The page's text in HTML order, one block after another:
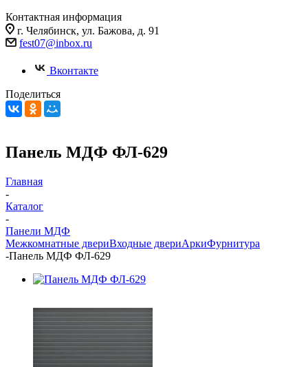
Контактная информация
г. Челябинск, ул. Бажова, д. 91
fest07@inbox.ru
Вконтакте
Поделиться
Панель МДФ ФЛ-629
Главная
-
Каталог
-
Панели МДФ
Межкомнатные двериВходные двериАркиФурнитура
-Панель МДФ ФЛ-629